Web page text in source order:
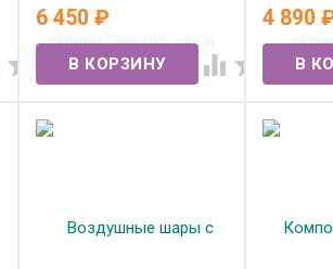

пиво" №369
В наличии
6 450₽
 
фонтан"
В
4 890